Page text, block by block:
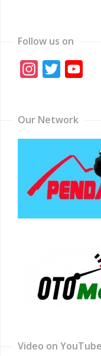
Follow us on
Instagram
Twitter
Our Network
Video on YouTube